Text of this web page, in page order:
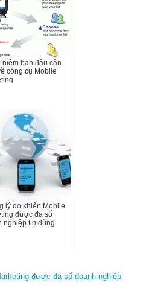
niệm ban đầu cần
công cụ Mobile
lý do khiến Mobile
được đa số
nghiệp tin dùng
được đa số doanh nghiệp